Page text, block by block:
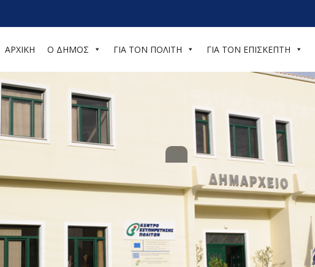
ΑΡΧΙΚΗ Ο ΔΗΜΟΣ ΓΙΑ ΤΟΝ ΠΟΛΙΤΗ ΓΙΑ ΤΟΝ ΕΠΙΣΚΕΠΤΗ